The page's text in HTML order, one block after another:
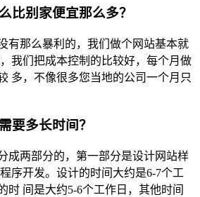
比别家便宜那么多？
有那么暴利的，我们做个网站基本就
我们把成本控制的比较好，每个月做
多，不像很多您当地的公司一个月只
要多长时间？
成两部分的，第一部分是设计网站样
序开发。设计的时间大约是6-7个工
时 间是大约5-6个工作日，其他时间